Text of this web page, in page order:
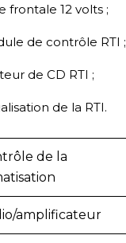
frontale 12 volts ;
de contrôle RTI ;
de CD RTI ;
de la RTI.
de la
amplificateur